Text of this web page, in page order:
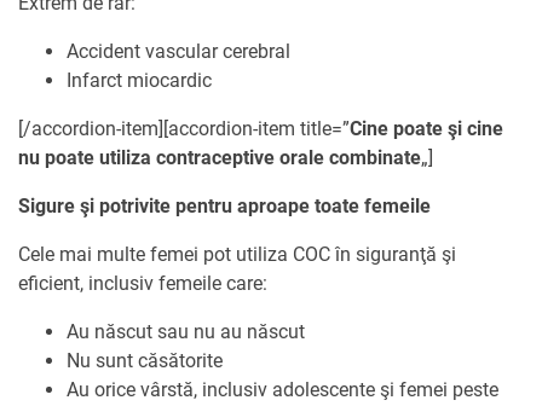
Accident vascular cerebral
Infarct miocardic
[/accordion-item][accordion-item title=”Cine poate şi cine
nu poate utiliza contraceptive orale combinate„]
Sigure şi potrivite pentru aproape toate femeile
Cele mai multe femei pot utiliza COC în siguranţă şi
eficient, inclusiv femeile care:
Au născut sau nu au născut
Nu sunt căsătorite
Au orice vârstă, inclusiv adolescente şi femei peste